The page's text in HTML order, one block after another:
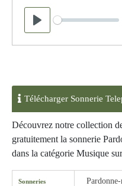
Play
Seek
Télécharger Sonnerie
Découvrez notre collection
gratuitement la sonnerie
dans la catégorie Musique
Sonneries